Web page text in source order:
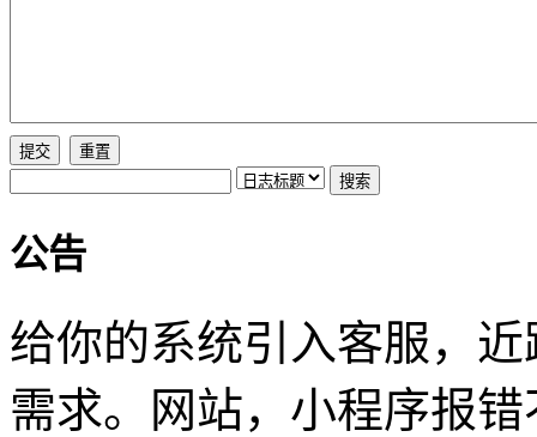
公告
给你的系统引入客服，
需求。网站，小程序报